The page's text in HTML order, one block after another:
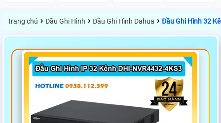
Trang chủ › Đầu Ghi Hình › Đầu Ghi Hình Dahua › Đầu Ghi Hình 32